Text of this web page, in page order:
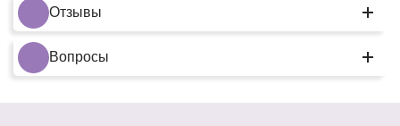
Отзывы
Вопросы